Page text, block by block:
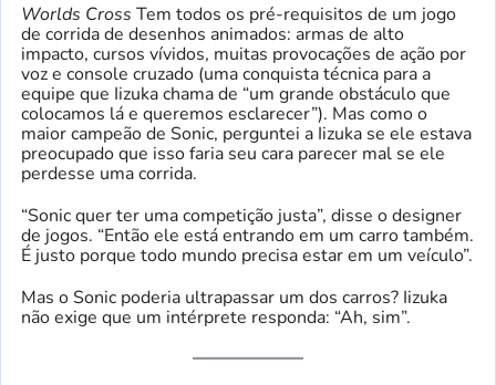
Worlds Cross Tem todos os pré-requisitos de um jogo
de corrida de desenhos animados: armas de alto
impacto, cursos vívidos, muitas provocações de ação por
voz e console cruzado (uma conquista técnica para a
equipe que Iizuka chama de “um grande obstáculo que
colocamos lá e queremos esclarecer”). Mas como o
maior campeão de Sonic, perguntei a Iizuka se ele estava
preocupado que isso faria seu cara parecer mal se ele
perdesse uma corrida.
“Sonic quer ter uma competição justa”, disse o designer
de jogos. “Então ele está entrando em um carro também.
É justo porque todo mundo precisa estar em um veículo”.
Mas o Sonic poderia ultrapassar um dos carros? Iizuka
não exige que um intérprete responda: “Ah, sim”.